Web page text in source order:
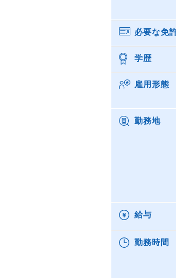
必要な免
学歴
雇用形態
勤務地
給与
勤務時間